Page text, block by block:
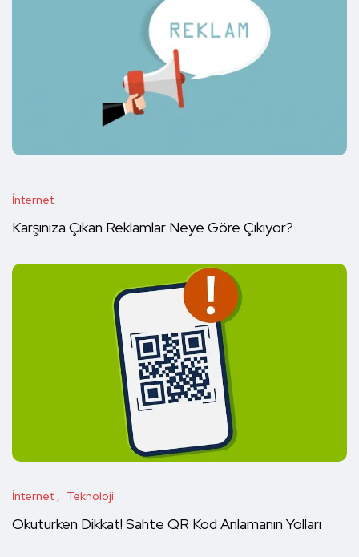
İnternet
Karşınıza Çıkan Reklamlar Neye Göre Çıkıyor?
İnternet Teknoloji
Okuturken Dikkat! Sahte QR Kod Anlamanın Yolları